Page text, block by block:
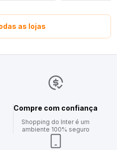
as lojas
Compre com confiança
Shopping do Inter é um
ambiente 100% seguro